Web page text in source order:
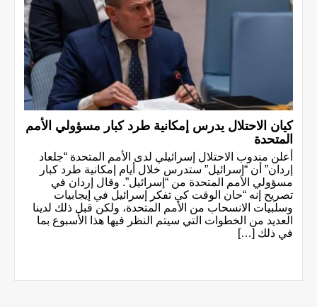
كيان الاحتلال يدرس إمكانية طرد كبار مسؤولي الأمم
المتحدة
أعلن مندوب الاحتلال إسرائيلي لدى الأمم المتحدة “جلعاد
إردان” أن “إسرائيل” ستدرس خلال أيام إمكانية طرد كبار
مسؤولي الأمم المتحدة من “إسرائيل”. وقال إردان في
تصريح إنه “حان الوقت كي تفكر إسرائيل في إيجابيات
وسلبيات الانسحاب من الأمم المتحدة، ولكن قبل ذلك لدينا
العديد من الخطوات التي سيتم النظر فيها هذا الأسبوع بما
في ذلك […]